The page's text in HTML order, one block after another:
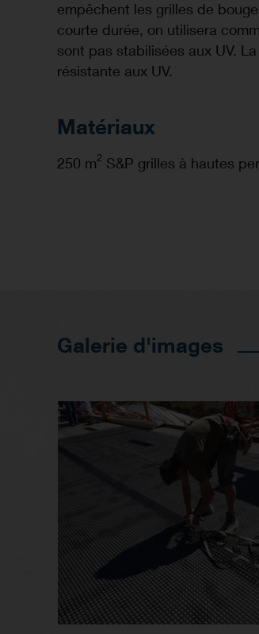
empêchent les grilles de
courte durée, on utilisera
sont pas stabilisées aux UV.
résistante aux UV.
Matériaux
250 m2 S&P grilles à hautes
Galerie d'images